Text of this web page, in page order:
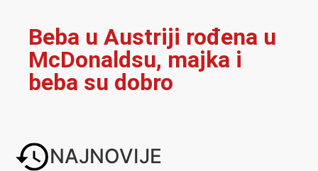
Beba u Austriji rođena u
McDonaldsu, majka i
beba su dobro
NAJNOVIJE